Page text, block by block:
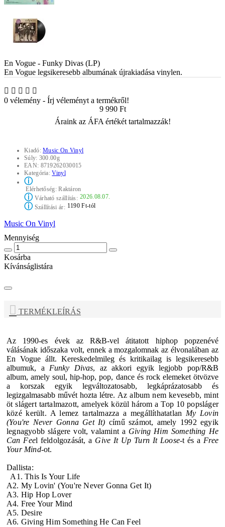
En Vogue - Funky Divas (LP)
En Vogue legsikeresebb albumának újrakiadása vinylen.
0 vélemény - Írj véleményt a termékről!
9 990 Ft
Áraink az ÁFA értékét tartalmazzák!
Kiadó:Music On Vinyl
Súly: 300.00g
EAN: 8719262030015
Kategória:Vinyl
ⓘ
Elérhetőség:Raktáron
ⓘVárható szállítás: 2026.08.07.
ⓘSzállítási ár: 1190 Ft-tól
Music On Vinyl
Mennyiség
Kosárba
Kívánságlistára
TERMÉKLEÍRÁS
Az 1990-es évek az R&B-vel átitatott hiphop popzenévé
válásának időszaka volt, ennek a mozgalomnak az élvonalában az
En Vogue állt. Kereskedelmileg és kritikailag is legsikeresebb
albumuk, a Funky Divas, az akkori egyik legjobb pop/R&B
album, amely soul, hip-hop, pop, dance és rock elemeket ötvözve
a korszak egyik legváltozatosabb, legkáprázatosabb és
legizgalmasabb művét hozta létre. Az album nem kevesebb, mint
öt slágert tartalmazott, amelyek közül három a Top 10 popsláger
közé került. A lemez tartalmazza a megállíthatatlan My Lovin
(You're Never Gonna Get It) című számot, amely 1992 egyik
legnagyobb slágere volt, valamint a Giving Him Something He
Can Feel feldolgozását, a Give It Up Turn It Loose-t és a Free
Your Mind-ot.
Dallista:
A1. This Is Your Life
A2. My Lovin' (You're Never Gonna Get It)
A3. Hip Hop Lover
A4. Free Your Mind
A5. Desire
A6. Giving Him Something He Can Feel